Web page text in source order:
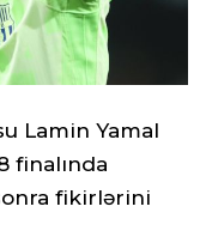
Lamin Yamal
finalında
fikirlərini